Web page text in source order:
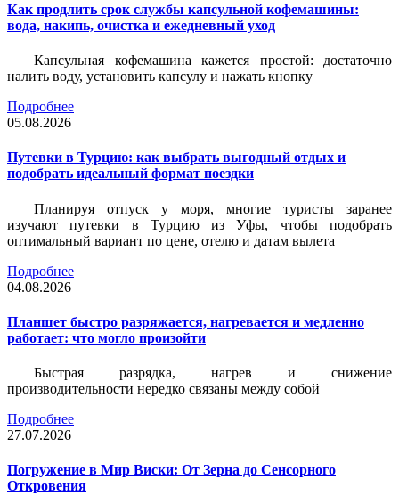
Как продлить срок службы капсульной кофемашины:
вода, накипь, очистка и ежедневный уход
Капсульная кофемашина кажется простой: достаточно
налить воду, установить капсулу и нажать кнопку
Подробнее
05.08.2026
Путевки в Турцию: как выбрать выгодный отдых и
подобрать идеальный формат поездки
Планируя отпуск у моря, многие туристы заранее
изучают путевки в Турцию из Уфы, чтобы подобрать
оптимальный вариант по цене, отелю и датам вылета
Подробнее
04.08.2026
Планшет быстро разряжается, нагревается и медленно
работает: что могло произойти
Быстрая разрядка, нагрев и снижение
производительности нередко связаны между собой
Подробнее
27.07.2026
Погружение в Мир Виски: От Зерна до Сенсорного
Откровения